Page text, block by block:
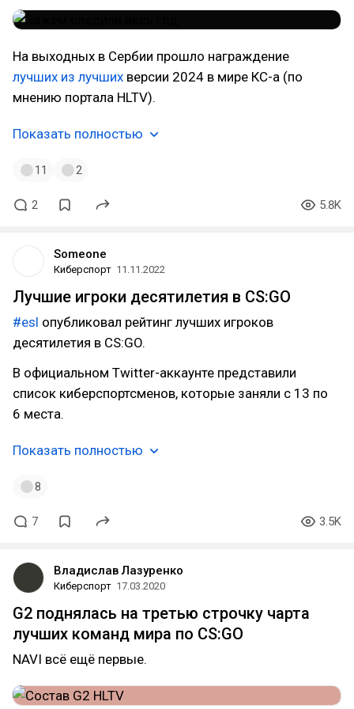
На выходных в Сербии прошло награждение
лучших из лучших версии 2024 в мире КС-а (по
мнению портала HLTV).
Показать полностью
11 2
2 5.8K
Someone
Киберспорт 11.11.2022
Лучшие игроки десятилетия в CS:GO
#esl опубликовал рейтинг лучших игроков
десятилетия в CS:GO.
В официальном Twitter-аккаунте представили
список киберспортсменов, которые заняли с 13 по
6 места.
Показать полностью
8
7 3.5K
Владислав Лазуренко
Киберспорт 17.03.2020
G2 поднялась на третью строчку чарта
лучших команд мира по CS:GO​
NAVI всё ещё первые.